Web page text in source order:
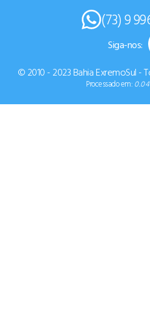
(73) 9
© 2010 - 2023 Bahia ExremoSul -
Processado em:
Siga-nos: